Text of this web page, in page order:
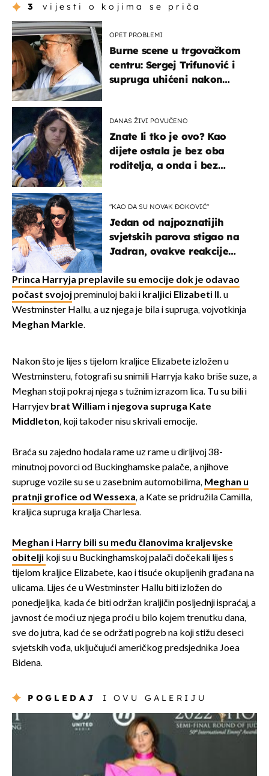
3 vijesti o kojima se priča
OPET PROBLEMI
Burne scene u trgovačkom
centru: Sergej Trifunović i
supruga uhićeni nakon
DANAS ŽIVI POVUČENO
Znate li tko je ovo? Kao
dijete ostala je bez oba
roditelja, a onda i bez
"KAO DA SU NOVAK ĐOKOVIĆ"
Jedan od najpoznatijih
svjetskih parova stigao na
Jadran, ovakve reakcije
Princa Harryja preplavile su emocije dok je odavao
počast svojoj preminuloj baki i kraljici Elizabeti II. u
Westminster Hallu, a uz njega je bila i supruga, vojvotkinja
Meghan Markle.
Nakon što je lijes s tijelom kraljice Elizabete izložen u
Westminsteru, fotografi su snimili Harryja kako briše suze, a
Meghan stoji pokraj njega s tužnim izrazom lica. Tu su bili i
Harryjev brat William i njegova supruga Kate
Middleton, koji također nisu skrivali emocije.
Braća su zajedno hodala rame uz rame u dirljivoj 38-
minutnoj povorci od Buckinghamske palače, a njihove
supruge vozile su se u zasebnim automobilima, Meghan u
pratnji grofice od Wessexa, a Kate se pridružila Camilla,
kraljica supruga kralja Charlesa.
Meghan i Harry bili su među članovima kraljevske
obitelji koji su u Buckinghamskoj palači dočekali lijes s
tijelom kraljice Elizabete, kao i tisuće okupljenih građana na
ulicama. Lijes će u Westminster Hallu biti izložen do
ponedjeljka, kada će biti održan kraljičin posljednji ispraćaj, a
javnost će moći uz njega proći u bilo kojem trenutku dana,
sve do jutra, kad će se održati pogreb na koji stižu deseci
svjetskih vođa, uključujući američkog predsjednika Joea
Bidena.
POGLEDAJ I OVU GALERIJU